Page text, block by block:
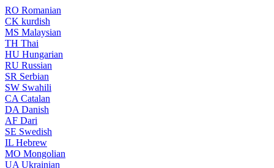
RO Romanian
CK kurdish
MS Malaysian
TH Thai
HU Hungarian
RU Russian
SR Serbian
SW Swahili
CA Catalan
DA Danish
AF Dari
SE Swedish
IL Hebrew
MO Mongolian
UA Ukrainian